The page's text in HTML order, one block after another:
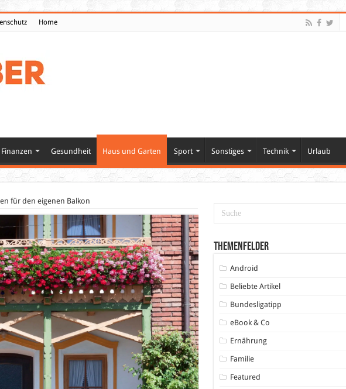
Home
Finanzen Gesundheit Haus und Garten Sport Sonstiges Technik Urlaub
für den eigenen Balkon
Themenfelder
Android
Beliebte Artikel
Bundesligatipp
eBook & Co
Ernährung
Familie
Featured